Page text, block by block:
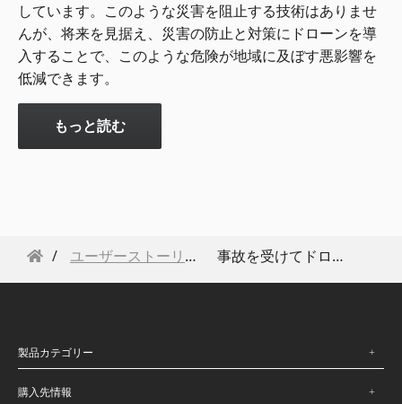
しています。このような災害を阻止する技術はありませ
んが、将来を見据え、災害の防止と対策にドローンを導
入することで、このような危険が地域に及ぼす悪影響を
低減できます。
もっと読む
ユーザーストーリー 事故を受けてドローンを導入決定
製品カテゴリー
購入先情報